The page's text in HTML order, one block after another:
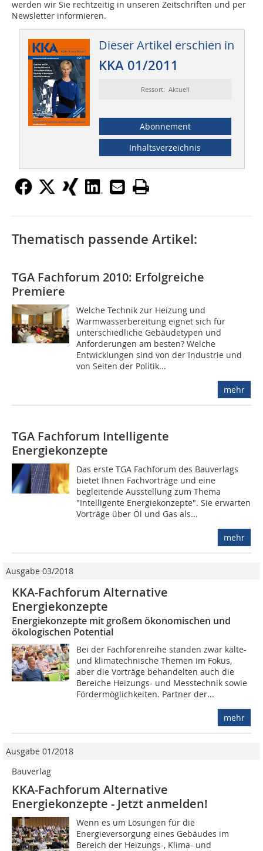
werden wir Sie rechtzeitig in unseren Zeitschriften und per
Newsletter informieren.
Dieser Artikel erschien in
KKA 01/2011
Ressort: Aktuell
Abonnement
Inhaltsverzeichnis
Thematisch passende Artikel:
TGA Fachforum 2010: Erfolgreiche
Premiere
Welche Technik zur Heizung und
Warmwasserbereitung eignet sich für
unterschiedliche Gebäudetypen und
Anforderungen am besten? Welche
Entwicklungen sind von der Industrie und
von Seiten der Politik...
mehr
TGA Fachforum Intelligente
Energiekonzepte
Das erste TGA Fachforum des Bauverlags
bietet Ihnen Fachvorträge und eine
begleitende Ausstellung zum Thema
"Intelligente Energiekonzepte". Sie erwarten
Vorträge über Öl und Gas als...
mehr
Ausgabe 03/2018
KKA-Fachforum Alternative
Energiekonzepte
Energiekonzepte mit großem ökonomischen und
ökologischen Potential
Bei der Fachforenreihe standen zwar kälte-
und klimatechnische Themen im Fokus,
aber die Vorträge behandelten auch die
Bereiche Heizungs- und Messtechnik sowie
Fördermöglichkeiten. Partner der...
mehr
Ausgabe 01/2018
Bauverlag
KKA-Fachforum Alternative
Energiekonzepte - Jetzt anmelden!
Wenn es um Lösungen für die
Energieversorgung eines Gebäudes im
Bereich der Heizungs-, Klima- und